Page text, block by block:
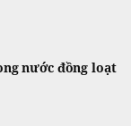
nước đồng loạt